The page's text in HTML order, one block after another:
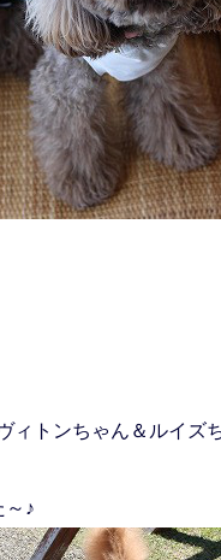
ィトンちゃん＆ルイズ
～♪